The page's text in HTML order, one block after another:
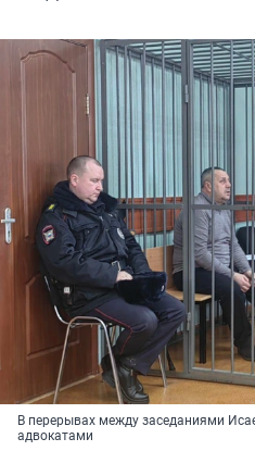
В перерывах между заседаниями
адвокатами